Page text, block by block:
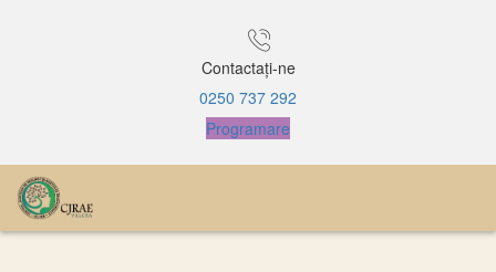
Contactați-ne
0250 737 292
Programare